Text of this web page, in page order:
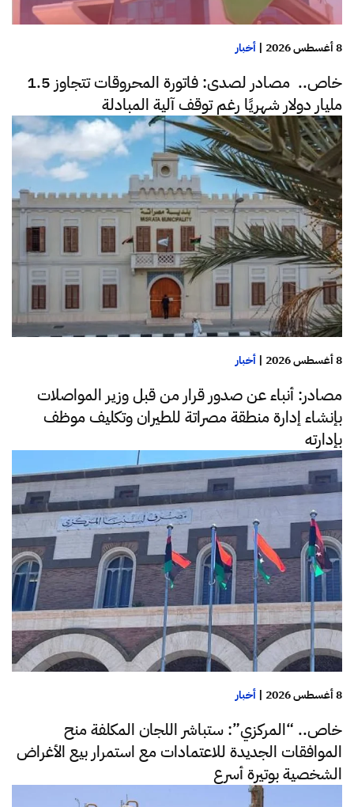
8 أغسطس 2026 | أخبار
خاص.. مصادر لصدى: فاتورة المحروقات تتجاوز 1.5
مليار دولار شهريًا رغم توقف آلية المبادلة
8 أغسطس 2026 | أخبار
مصادر: أنباء عن صدور قرار من قبل وزير المواصلات
بإنشاء إدارة منطقة مصراتة للطيران وتكليف موظف
بإدارته
8 أغسطس 2026 | أخبار
خاص.. “المركزي”: ستباشر اللجان المكلفة منح
الموافقات الجديدة للاعتمادات مع استمرار بيع الأغراض
الشخصية بوتيرة أسرع